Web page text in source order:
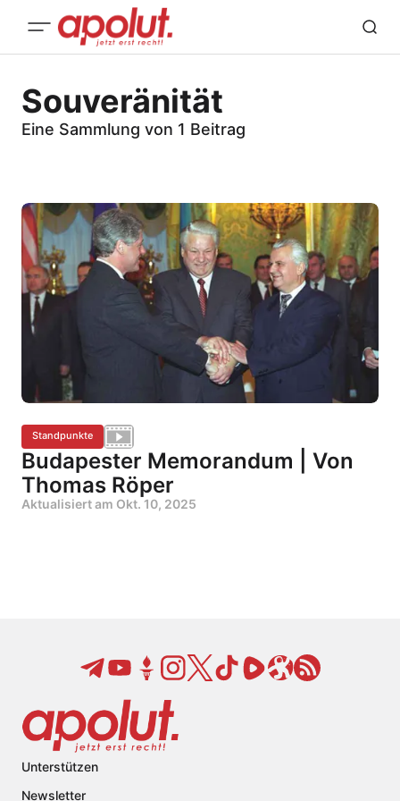
Souveränität
Eine Sammlung von 1 Beitrag
Standpunkte
Budapester Memorandum | Von
Thomas Röper
Aktualisiert am Okt. 10, 2025
Unterstützen
Newsletter